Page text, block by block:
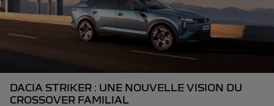
DACIA STRIKER : UNE NOUVELLE VISION DU
CROSSOVER FAMILIAL